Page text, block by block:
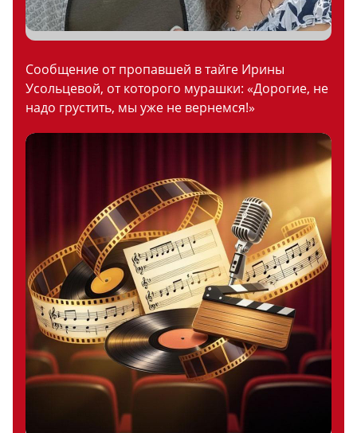
Сообщение от пропавшей в тайге Ирины
Усольцевой, от которого мурашки: «Дорогие, не
надо грустить, мы уже не вернемся!»